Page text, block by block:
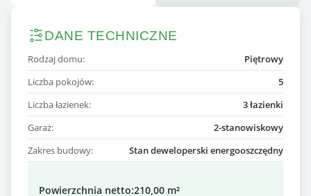
DANE TECHNICZNE
Rodzaj domu:
Piętrowy
Liczba pokojów:
5
Liczba łazienek:
3 łazienki
Garaż:
2-stanowiskowy
Zakres budowy:
Stan deweloperski energooszczędny
Powierzchnia netto:210,00 m²